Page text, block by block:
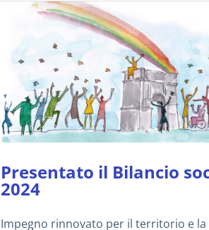
Presentato il Bilancio
2024
Impegno rinnovato per il territorio e